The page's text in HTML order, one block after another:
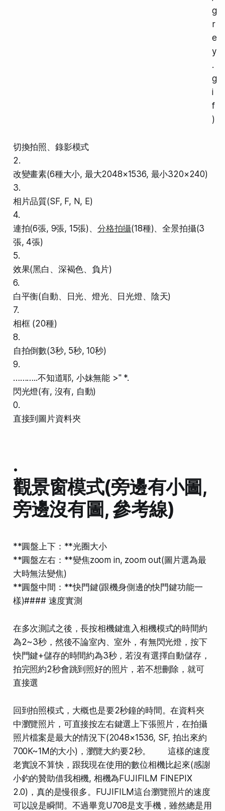
g
r
e
y
.
g
i
f
)
切換拍照、錄影模式
2.
改變畫素(6種大小, 最大2048×1536, 最小320×240)
3.
相片品質(SF, F, N, E)
4.
連拍(6張, 9張, 15張)、 分格拍攝(18種)、全景拍攝(3
張, 4張)
5.
效果(黑白、深褐色、負片)
6.
白平衡(自動、日光、燈光、日光燈、陰天)
7.
相框 (20種)
8.
自拍倒數(3秒, 5秒, 10秒)
9.
………..不知道耶, 小妹無能 >" *.
閃光燈(有, 沒有, 自動)
0.
直接到圖片資料夾
.
觀景窗模式(旁邊有小圖,
旁邊沒有圖, 參考線)
**圓盤上下：**光圈大小
**圓盤左右：**變焦zoom in, zoom out(圖片選為最
大時無法變焦)
**圓盤中間：**快門鍵(跟機身側邊的快門鍵功能一
樣)#### 速度實測
在多次測試之後，長按相機鍵進入相機模式的時間約
為2~3秒，然後不論室內、室外，有無閃光燈，按下
快門鍵+儲存的時間約為3秒，若沒有選擇自動儲存，
拍完照約2秒會跳到照好的照片，若不想刪除，就可
直接選
回到拍照模式，大概也是要2秒鐘的時間。在資料夾
中瀏覽照片，可直接按左右鍵選上下張照片，在拍攝
照片檔案是最大的情況下(2048×1536, SF, 拍出來約
700K~1M的大小)，瀏覽大約要2秒。 這樣的速度
老實說不算快，跟我現在使用的數位相機比起來(感謝
小釣的贊助借我相機, 相機為FUJIFILM FINEPIX
2.0)，真的是慢很多。FUJIFILM這台瀏覽照片的速度
可以說是瞬間。不過畢竟U708是支手機，雖然總是用